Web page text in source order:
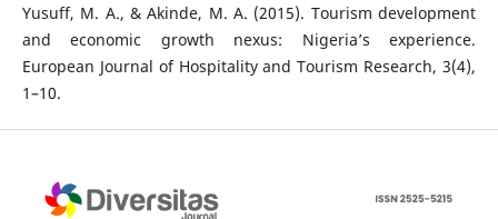
Yusuff, M. A., & Akinde, M. A. (2015). Tourism development
and economic growth nexus: Nigeria’s experience.
European Journal of Hospitality and Tourism Research, 3(4),
1–10.